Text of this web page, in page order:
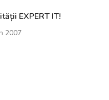
EXPERT IT!
2007